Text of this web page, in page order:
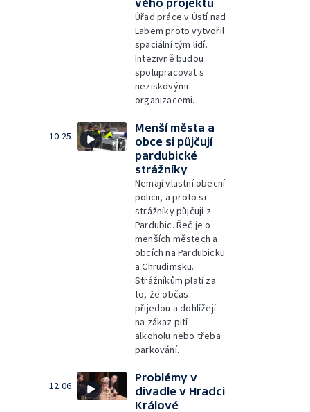
vého projektu
Úřad práce v Ústí nad
Labem proto vytvořil
spaciální tým lidí.
Intezivně budou
spolupracovat s
neziskovými
organizacemi.
10:25
Menší města a
obce si půjčují
pardubické
strážníky
Nemají vlastní obecní
policii, a proto si
strážníky půjčují z
Pardubic. Řeč je o
menších městech a
obcích na Pardubicku
a Chrudimsku.
Strážníkům platí za
to, že občas
přijedou a dohlížejí
na zákaz pití
alkoholu nebo třeba
parkování.
12:06
Problémy v
divadle v Hradci
Králové